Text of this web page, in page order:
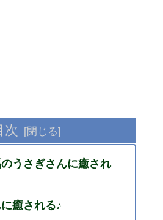
次
うさぎさんに癒され
癒される♪